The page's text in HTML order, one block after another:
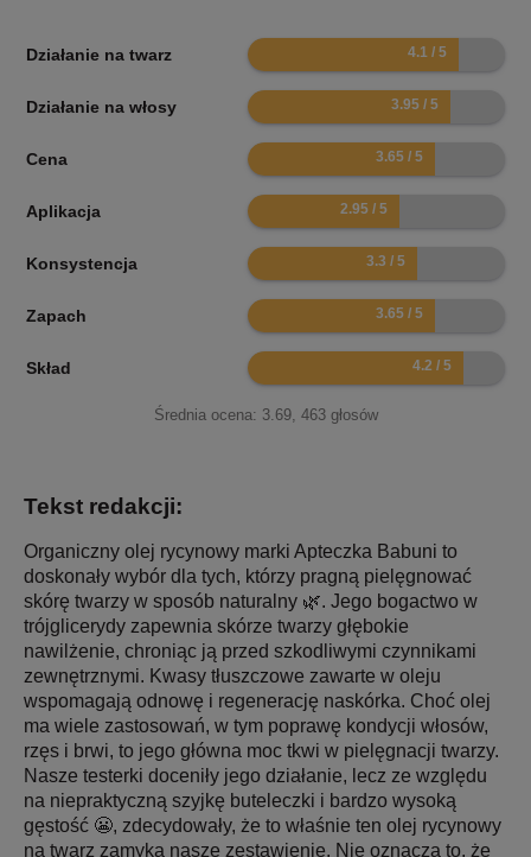
Działanie na twarz 8.2
Działanie na włosy 7.9
Cena 7.3
Aplikacja 5.9
Konsystencja 6.6
Zapach 7.3
Skład 8.4
Średnia ocena: 3.69, 463głosów
Tekst redakcji:
Organiczny olej rycynowy marki Apteczka Babuni to
doskonały wybór dla tych, którzy pragną pielęgnować
skórę twarzy w sposób naturalny 🌿. Jego bogactwo w
trójglicerydy zapewnia skórze twarzy głębokie
nawilżenie, chroniąc ją przed szkodliwymi czynnikami
zewnętrznymi. Kwasy tłuszczowe zawarte w oleju
wspomagają odnowę i regenerację naskórka. Choć olej
ma wiele zastosowań, w tym poprawę kondycji włosów,
rzęs i brwi, to jego główna moc tkwi w pielęgnacji twarzy.
Nasze testerki doceniły jego działanie, lecz ze względu
na niepraktyczną szyjkę buteleczki i bardzo wysoką
gęstość 😬, zdecydowały, że to właśnie ten olej rycynowy
na twarz zamyka nasze zestawienie. Nie oznacza to, że